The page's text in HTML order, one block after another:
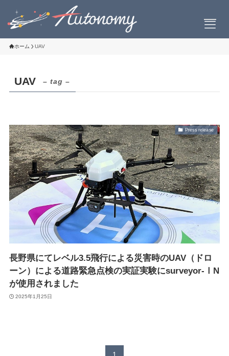
社長挨拶
設立について
お問い合わせ
製品情報
Suveyor-X
Suveyor-Ⅱ
Suveyor-Ⅲ
Suveyor-Ⅳ
XEDC03S/XEDC05M
ホーム UAV
UAV – tag –
Press release
長野県にてレベル3.5飛行による災害時のUAV（ドロ
ーン）による道路緊急点検の実証実験にsurveyor-ⅠN
が使用されました
2025年1月25日